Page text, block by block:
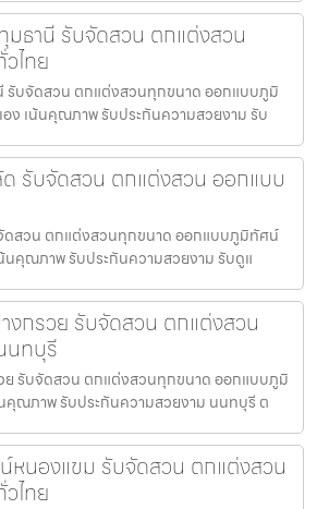
ธานี รับจัดสวน ตกแต่งสวน
ไทย
รับจัดสวน ตกแต่งสวนทุกขนาด ออกแบบภูมิ
อง เน้นคุณภาพ รับประกันความสวยงาม รับ
รับจัดสวน ตกแต่งสวน ออกแบบ
ดสวน ตกแต่งสวนทุกขนาด ออกแบบภูมิทัศน์
นคุณภาพ รับประกันความสวยงาม รับดูแ
งกรวย รับจัดสวน ตกแต่งสวน
ทบุรี
รับจัดสวน ตกแต่งสวนทุกขนาด ออกแบบภูมิ
คุณภาพ รับประกันความสวยงาม นนทบุรี ต
นองแขม รับจัดสวน ตกแต่งสวน
ไทย